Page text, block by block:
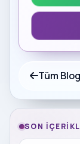
Tüm
SON